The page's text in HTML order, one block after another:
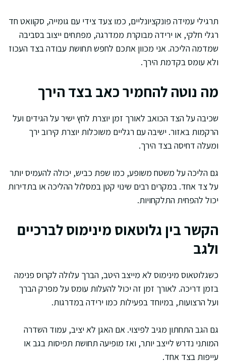
תרגילי עמידה פונקציונליים, כמו צעד צידי עם גומייה, סקוואט חד
רגלי חלקי, או ירידה מבוקרת ממדרגה, מפתחים ייצוב בסביבה
שמדמה הליכה. אני מכוון אתכם לחפש תחושת עבודה בצד העכוז
ולא עומס בקדמת הירך.
מה נוטה להחמיר כאב בצד הירך
שכיבה על הצד הכואב לאורך זמן יוצרת לחץ ישיר על הגידים ועל
הרקמות באזור. ישיבה עם רגליים משוכלות יוצרת קירוב ירך
ומעלה דחיסה בצד הירך.
גם הליכה על משטח משופע, כמו שפת כביש, יכולה להעמיס יותר
על צד אחד. במקרים רבים שינוי קטן במסלול ההליכה או בתדירות
יכול להפחית התלקחויות.
הקשר בין גלוטאוס מינימוס לברכיים
ולגב
כשגלוטאוס מינימוס לא מייצב היטב, הברך עלולה לקרוס פנימה
בזמן דריכה. לאורך זמן זה יכול להעלות עומס על מפרק הברך
ועל הרצועות, במיוחד בפעילות כמו ירידה במדרגות.
גם הגב התחתון מגיב לפיצוי. אם האגן לא יציב, עמוד השדרה
המותני נדרש לייצב יותר, ואז מופיעה תחושת תפיסות בגב או
עייפות בצד אחד.